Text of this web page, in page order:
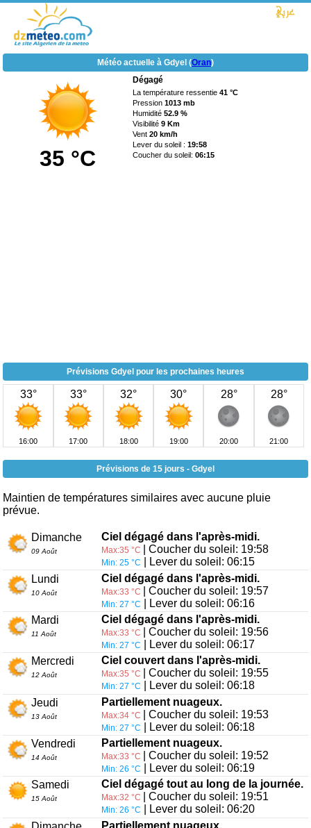
Météo actuelle à Gdyel (Oran)
35 °C
Dégagé
La température ressentie41 °C
Pression1013 mb
Humidité52.9 %
Visibilité9 Km
Vent20 km/h
Lever du soleil :19:58
Coucher du soleil:06:15
Prévisions Gdyel pour les prochaines heures
33°
16:00
33°
17:00
32°
18:00
30°
19:00
28°
20:00
28°
21:00
Prévisions de 15 jours - Gdyel
Maintien de températures similaires avec aucune pluie
prévue.
Dimanche
09 Août
Ciel dégagé dans l'après-midi.
Max:35 °C | Coucher du soleil: 19:58
Min: 25 °C
| Lever du soleil: 06:15
Lundi
10 Août
Ciel dégagé dans l'après-midi.
Max:33 °C | Coucher du soleil: 19:57
Min: 27 °C
| Lever du soleil: 06:16
Mardi
11 Août
Ciel dégagé dans l'après-midi.
Max:33 °C | Coucher du soleil: 19:56
Min: 27 °C
| Lever du soleil: 06:17
Mercredi
12 Août
Ciel couvert dans l'après-midi.
Max:35 °C | Coucher du soleil: 19:55
Min: 27 °C
| Lever du soleil: 06:18
Jeudi
13 Août
Partiellement nuageux.
Max:34 °C | Coucher du soleil: 19:53
Min: 27 °C
| Lever du soleil: 06:18
Vendredi
14 Août
Partiellement nuageux.
Max:33 °C | Coucher du soleil: 19:52
Min: 26 °C
| Lever du soleil: 06:19
Samedi
15 Août
Ciel dégagé tout au long de la journée.
Max:32 °C | Coucher du soleil: 19:51
Min: 26 °C
| Lever du soleil: 06:20
Partiellement nuageux.